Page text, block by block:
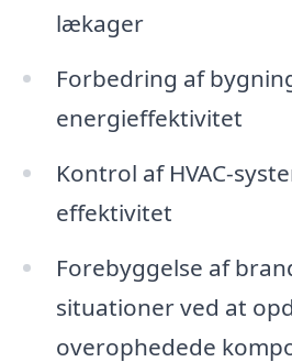
lækager
Forbedring af
energieffektivitet
Kontrol af HVAC-
effektivitet
Forebyggelse af
situationer ved at
overophedede